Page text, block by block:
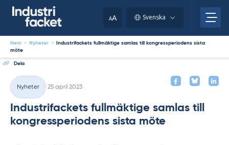
AA Svenska
Hem - Nyheter -
Industrifackets fullmäktige samlas till kongressperiodens sista
möte
Dela
Kategorier
Nyheter
25 april 2023
Industrifackets fullmäktige samlas till
kongressperiodens sista möte